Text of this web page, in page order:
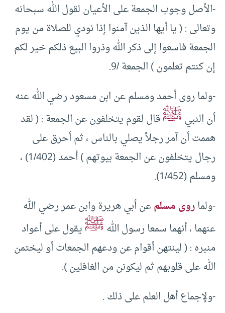
-الأصل وجوب الجمعة على الأعيان لقول الله سبحانه
وتعالى : ( يا أيها الذين آمنوا إذا نودي للصلاة من يوم
الجمعة فاسعوا إلى ذكر الله وذروا البيع ذلكم خير لكم
إن كنتم تعلمون ) الجمعة /9.
-ولما روى أحمد ومسلم عن ابن مسعود رضي الله عنه
أن النبيﷺقال لقوم يتخلفون عن الجمعة : ( لقد
هممت أن آمر رجلاً يصلي بالناس ، ثم أحرق على
رجال يتخلفون عن الجمعة بيوتهم ) أحمد (1/402) ،
ومسلم (1/452).
-ولماروى مسلمعن أبي هريرة وابن عمر رضي الله
عنهما ، أنهما سمعا رسول اللهﷺيقول على أعواد
منبره : ( لينتهن أقوام عن ودعهم الجمعات أو ليختمن
الله على قلوبهم ثم ليكونن من الغافلين ).
-ولإجماع أهل العلم على ذلك .